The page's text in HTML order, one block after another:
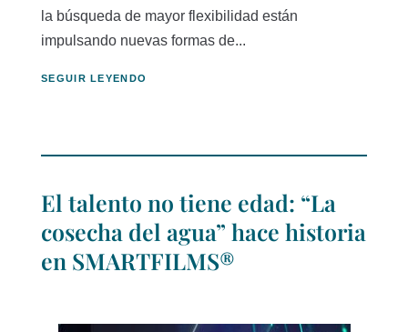
la búsqueda de mayor flexibilidad están
impulsando nuevas formas de...
SEGUIR LEYENDO
El talento no tiene edad: “La
cosecha del agua” hace historia
en SMARTFILMS®